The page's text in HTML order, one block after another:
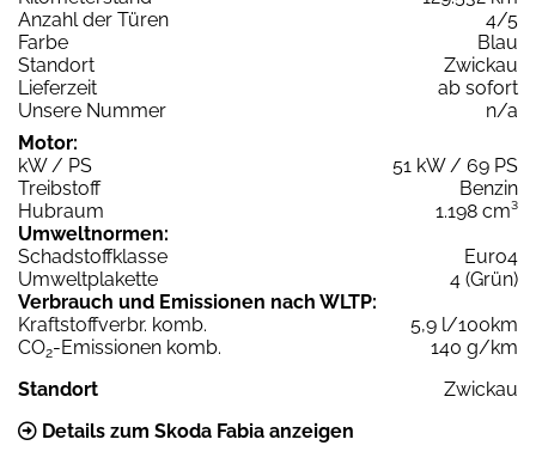
Anzahl der Türen
4/5
Farbe
Blau
Standort
Zwickau
Lieferzeit
ab sofort
Unsere Nummer
n/a
Motor:
kW / PS
51 kW / 69 PS
Treibstoff
Benzin
Hubraum
1.198 cm³
Umweltnormen:
Schadstoffklasse
Euro4
Umweltplakette
4 (Grün)
Verbrauch und Emissionen nach WLTP:
Kraftstoffverbr. komb.
5,9 l/100km
CO2-Emissionen komb.
140 g/km
Standort
Zwickau
Details zum Skoda Fabia anzeigen